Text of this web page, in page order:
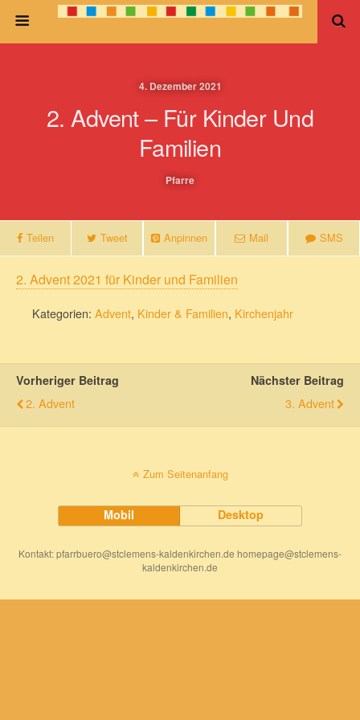
4. Dezember 2021
2. Advent – Für Kinder Und
Familien
Pfarre
Teilen Tweet Anpinnen Mail SMS
2. Advent 2021 für Kinder und Familien
Kategorien: Advent, Kinder & Familien, Kirchenjahr
Vorheriger Beitrag
2. Advent
Nächster Beitrag
3. Advent
Zum Seitenanfang
Mobil Desktop
Kontakt: pfarrbuero@stclemens-kaldenkirchen.de homepage@stclemens-
kaldenkirchen.de